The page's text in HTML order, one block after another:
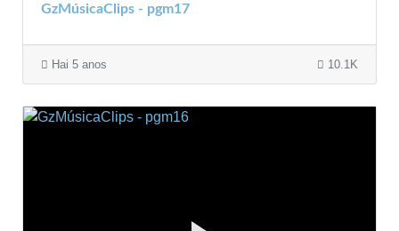
GzMúsicaClips - pgm17
Hai 5 anos 10.1K